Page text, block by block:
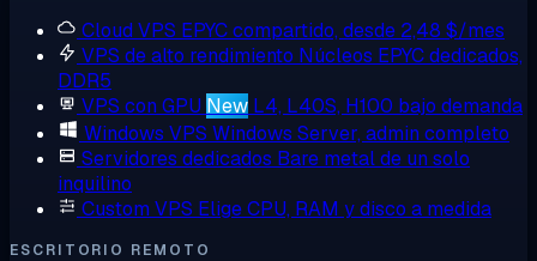
Cloud VPS EPYC compartido, desde 2,48 $/mes
VPS de alto rendimiento Núcleos EPYC dedicados,
DDR5
VPS con GPU New L4, L40S, H100 bajo demanda
Windows VPS Windows Server, admin completo
Servidores dedicados Bare metal de un solo
inquilino
Custom VPS Elige CPU, RAM y disco a medida
ESCRITORIO REMOTO